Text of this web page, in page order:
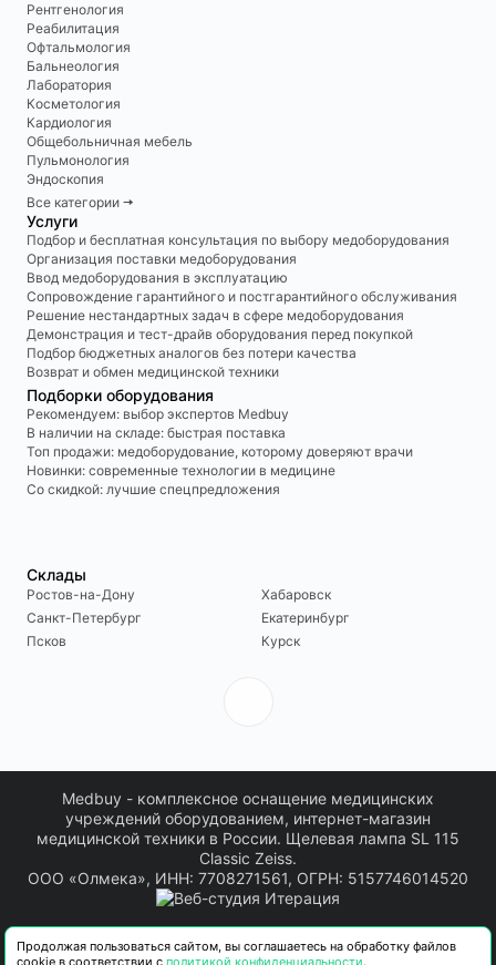
Рентгенология
Реабилитация
Офтальмология
Бальнеология
Лаборатория
Косметология
Кардиология
Общебольничная мебель
Пульмонология
Эндоскопия
Все категории 🠆
Услуги
Подбор и бесплатная консультация по выбору медоборудования
Организация поставки медоборудования
Ввод медоборудования в эксплуатацию
Сопровождение гарантийного и постгарантийного обслуживания
Решение нестандартных задач в сфере медоборудования
Демонстрация и тест-драйв оборудования перед покупкой
Подбор бюджетных аналогов без потери качества
Возврат и обмен медицинской техники
Подборки оборудования
Рекомендуем: выбор экспертов Medbuy
В наличии на складе: быстрая поставка
Топ продажи: медоборудование, которому доверяют врачи
Новинки: современные технологии в медицине
Со скидкой: лучшие спецпредложения
Склады
Ростов-на-Дону
Санкт-Петербург
Псков
Хабаровск
Екатеринбург
Курск
Medbuy - комплексное оснащение медицинских
учреждений оборудованием, интернет-магазин
медицинской техники в России. Щелевая лампа SL 115
Classic Zeiss.
ООО «Олмека», ИНН: 7708271561, ОГРН: 5157746014520
характер. Актуальные технические характеристики, комплектация, сроки
поставки и стоимость товара уточняются в коммерческом предложении.
Продолжая пользоваться сайтом, вы соглашаетесь на обработку файлов
cookie в соответствии с политикой конфиденциальности.